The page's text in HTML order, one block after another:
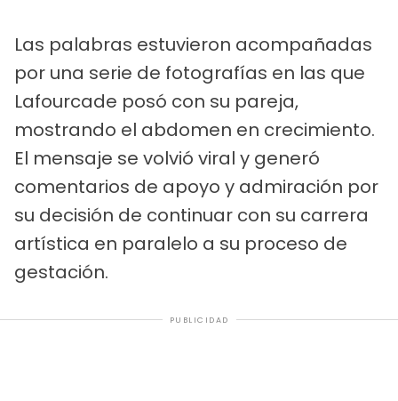
Las palabras estuvieron acompañadas
por una serie de fotografías en las que
Lafourcade posó con su pareja,
mostrando el abdomen en crecimiento.
El mensaje se volvió viral y generó
comentarios de apoyo y admiración por
su decisión de continuar con su carrera
artística en paralelo a su proceso de
gestación.
PUBLICIDAD